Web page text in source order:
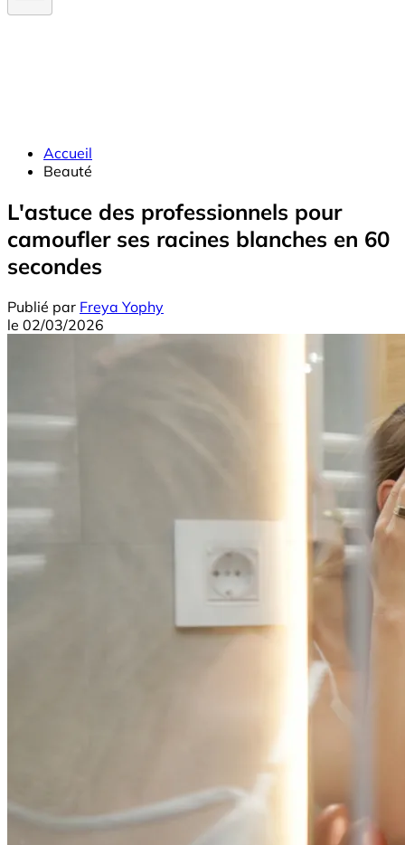
Accueil
Beauté
L'astuce des professionnels pour
camoufler ses racines blanches en 60
secondes
Publié par Freya Yophy
le 02/03/2026